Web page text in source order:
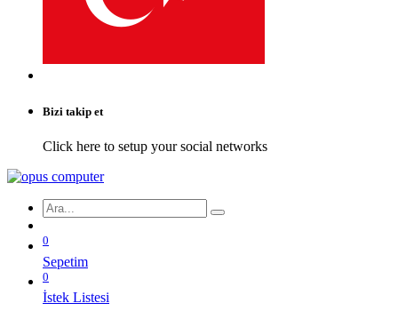
Bizi takip et
Click here to setup your social networks
0
Sepetim
0
İstek Listesi